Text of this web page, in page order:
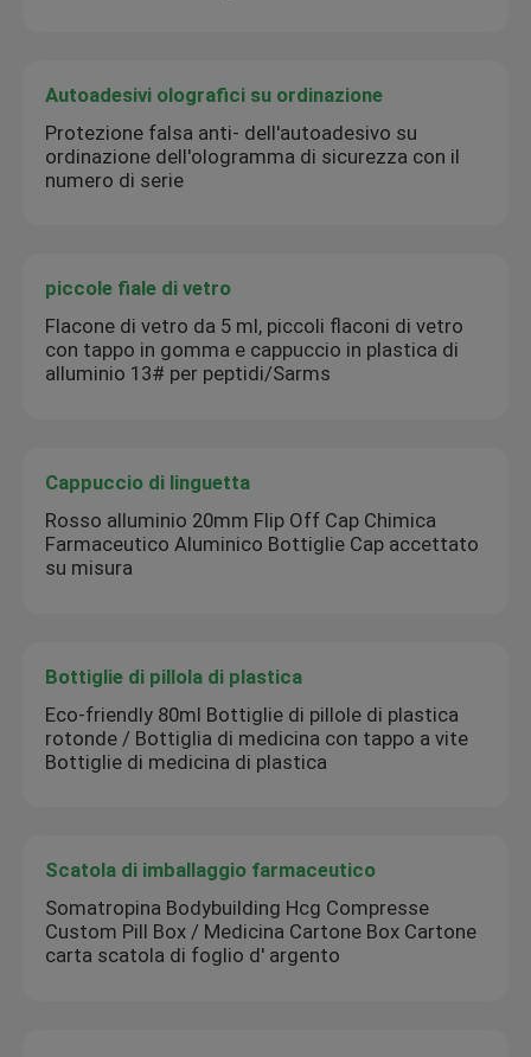
Autoadesivi olografici su ordinazione
Protezione falsa anti- dell'autoadesivo su
ordinazione dell'ologramma di sicurezza con il
numero di serie
piccole fiale di vetro
Flacone di vetro da 5 ml, piccoli flaconi di vetro
con tappo in gomma e cappuccio in plastica di
alluminio 13# per peptidi/Sarms
Cappuccio di linguetta
Rosso alluminio 20mm Flip Off Cap Chimica
Farmaceutico Aluminico Bottiglie Cap accettato
su misura
Bottiglie di pillola di plastica
Eco-friendly 80ml Bottiglie di pillole di plastica
rotonde / Bottiglia di medicina con tappo a vite
Bottiglie di medicina di plastica
Scatola di imballaggio farmaceutico
Somatropina Bodybuilding Hcg Compresse
Custom Pill Box / Medicina Cartone Box Cartone
carta scatola di foglio d' argento